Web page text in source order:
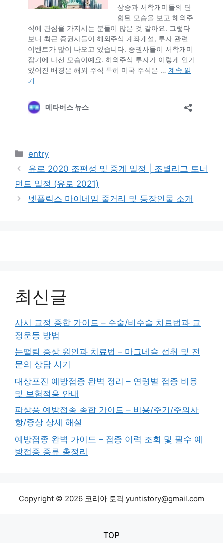
카
테
고
리
entry
유로 2020 조편성 및 중계 일정 | 조별리그 토너
먼트 일정 (유로 2021)
넷플릭스 마이네임 줄거리 및 등장인물 소개
최신글
사시 교정 종합 가이드 – 수술/비수술 치료법과 교
정운동 방법
눈떨림 증상 원인과 치료법 – 마그네슘 섭취 및 전
문의 상담 시기
대상포진 예방접종 완벽 정리 – 연령별 접종 비용
및 보험적용 안내
파상풍 예방접종 종합 가이드 – 비용/주기/주의사
항/증상 상세 해설
예방접종 완벽 가이드 – 접종 이력 조회 및 필수 예
방접종 종류 총정리
Copyright © 2026 코리아 토픽 yuntistory@gmail.com
TOP